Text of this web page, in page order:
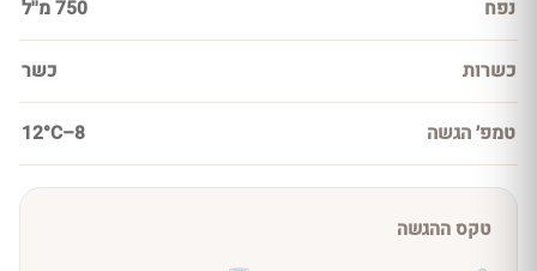
נפח 750 מ''ל
כשרות כשר
טמפ׳ הגשה 8–12°C
טקס ההגשה